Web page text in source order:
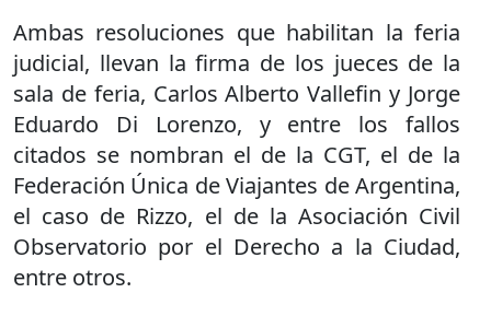
Ambas resoluciones que habilitan la feria
judicial, llevan la firma de los jueces de la
sala de feria, Carlos Alberto Vallefin y Jorge
Eduardo Di Lorenzo, y entre los fallos
citados se nombran el de la CGT, el de la
Federación Única de Viajantes de Argentina,
el caso de Rizzo, el de la Asociación Civil
Observatorio por el Derecho a la Ciudad,
entre otros.